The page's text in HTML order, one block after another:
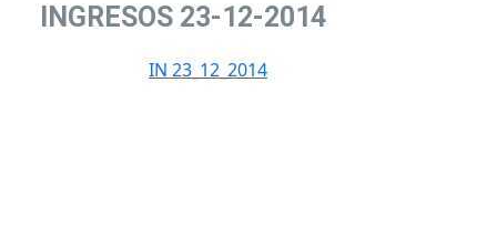
INGRESOS 23-12-2014
IN 23_12_2014